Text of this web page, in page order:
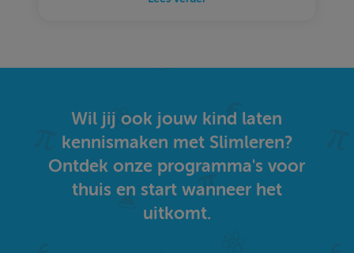
Wil jij ook jouw kind laten
kennismaken met Slimleren?
Ontdek onze programma's voor
thuis en start wanneer het
uitkomt.